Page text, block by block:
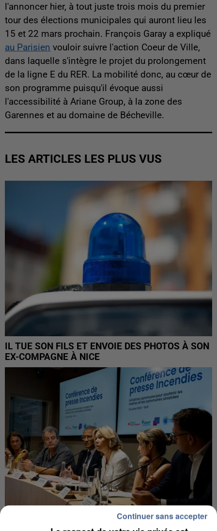
l'annoncer hier, à tout juste trois mois du premier
tour des élections municipales qui auront lieu les
15 et 22 mars prochain. François Garay a expliqué
au Parisien vouloir suivre l'action Coeur de Ville,
dans laquelle s'intègre le projet du prolongement
de la ligne E du RER. La mobilité donc, au cœur de
son programme puisqu'il évoque aussi
l'accessibilité à Ariane Group, à la zone des
Garennes et au domaine de Bécheville.
LES ARTICLES LES PLUS VUS
IL TUE SON FILS ET ENVOIE DES PHOTOS À SON
EX-COMPAGNE À NICE
Continuer sans accepter